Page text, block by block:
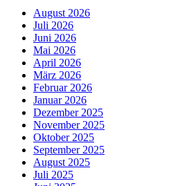
August 2026
Juli 2026
Juni 2026
Mai 2026
April 2026
März 2026
Februar 2026
Januar 2026
Dezember 2025
November 2025
Oktober 2025
September 2025
August 2025
Juli 2025